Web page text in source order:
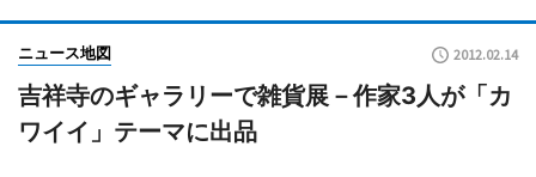
ニュース地図 2012.02.14
吉祥寺のギャラリーで雑貨展－作家3人が「カ
ワイイ」テーマに出品